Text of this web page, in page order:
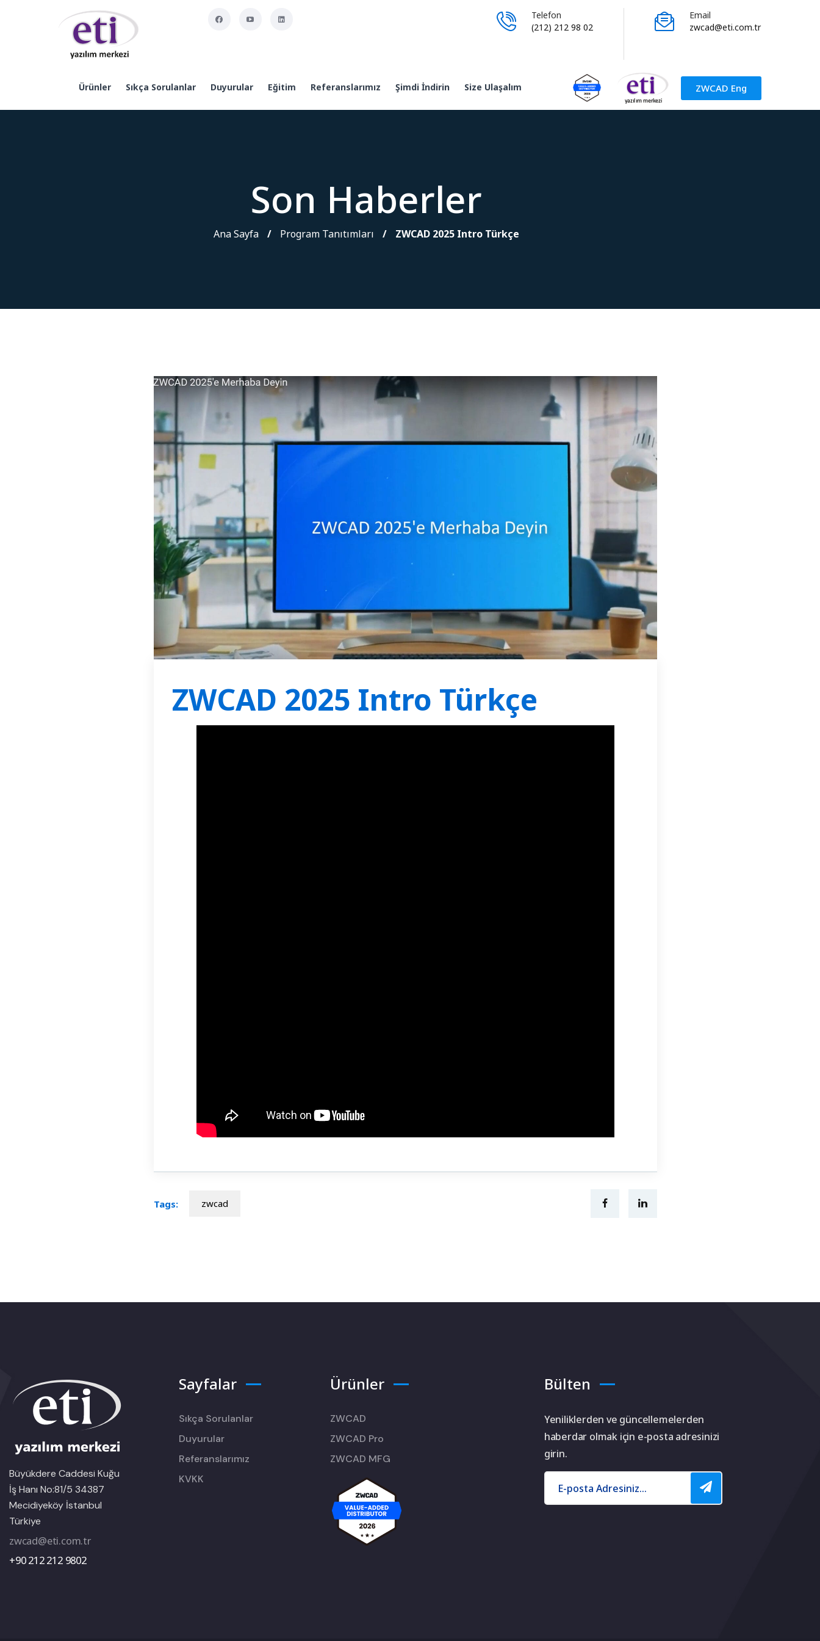
Telefon
(212) 212 98 02
Email
zwcad@eti.com.tr
Ürünler Sıkça Sorulanlar Duyurular Eğitim Referanslarımız Şimdi İndirin Size Ulaşalım ZWCAD Eng
Son Haberler
Ana Sayfa Program Tanıtımları ZWCAD 2025 Intro Türkçe
ZWCAD 2025 Intro Türkçe
Tags: zwcad
Büyükdere Caddesi Kuğu
İş Hanı No:81/5 34387
Mecidiyeköy İstanbul
Türkiye
zwcad@eti.com.tr
+90 212 212 9802
Sayfalar
Sıkça Sorulanlar
Duyurular
Referanslarımız
KVKK
Ürünler
ZWCAD
ZWCAD Pro
ZWCAD MFG
Bülten
Yeniliklerden ve güncellemelerden
haberdar olmak için e-posta adresinizi
girin.